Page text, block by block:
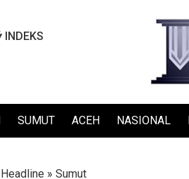
INDEKS
SUMUT ACEH NASIONAL
Headline » Sumut